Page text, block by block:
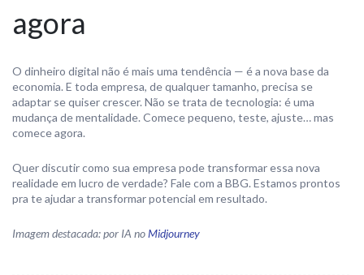
agora
O dinheiro digital não é mais uma tendência — é a nova base da
economia. E toda empresa, de qualquer tamanho, precisa se
adaptar se quiser crescer. Não se trata de tecnologia: é uma
mudança de mentalidade. Comece pequeno, teste, ajuste… mas
comece agora.
Quer discutir como sua empresa pode transformar essa nova
realidade em lucro de verdade? Fale com a BBG. Estamos prontos
pra te ajudar a transformar potencial em resultado.
Imagem destacada: por IA noMidjourney